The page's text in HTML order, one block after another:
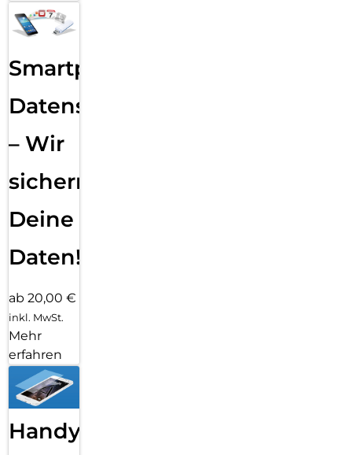
Smartphone
Datensicherung
– Wir
sichern
Deine
Daten!
ab 20,00 €
inkl. MwSt.
Mehr
erfahren
Handy